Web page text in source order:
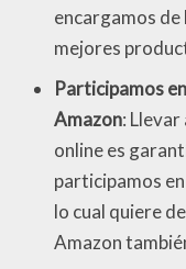
encargamos
mejores
Participamos
Amazon:
online es
participamos
lo cual quiere
Amazon